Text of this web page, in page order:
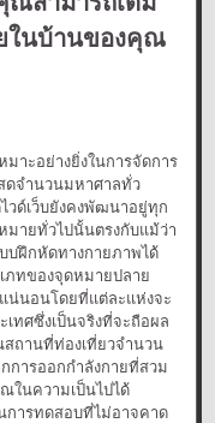
ในบ้านของคุณ
าะอย่างยิ่งในการจัดการ
ดจำนวนมหาศาลทั่ว
วด์เว็บยังคงพัฒนาอยู่ทุก
ายทั่วไปนั้นตรงกับแม้ว่า
บฝึกหัดทางกายภาพได้
ภทของจุดหมายปลาย
น่นอนโดยที่แต่ละแห่งจะ
ทศซึ่งเป็นจริงที่จะถือผล
ถานที่ท่องเที่ยวจำนวน
ารออกกำลังกายที่สวม
ในความเป็นไปได้
การทดสอบที่ไม่อาจคาด